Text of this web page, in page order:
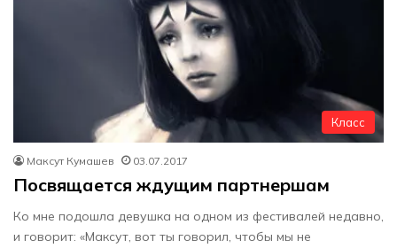
Класс
Максут Кумашев 03.07.2017
Посвящается ждущим партнершам
Ко мне подошла девушка на одном из фестивалей недавно,
и говорит: «Максут, вот ты говорил, чтобы мы не